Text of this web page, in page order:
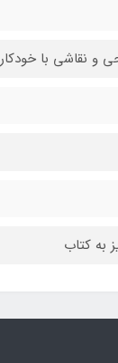
و نقاشی با خودکار
به کتاب